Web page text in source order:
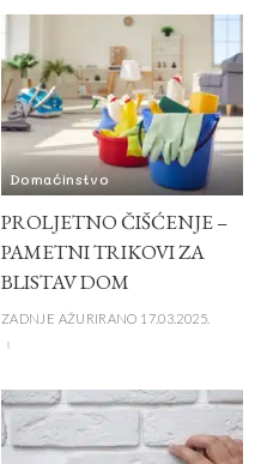
Domaćinstvo
PROLJETNO ČIŠĆENJE –
PAMETNI TRIKOVI ZA
BLISTAV DOM
ZADNJE AŽURIRANO 17.03.2025.